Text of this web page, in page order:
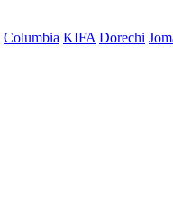
Columbia KIFA Dorechi